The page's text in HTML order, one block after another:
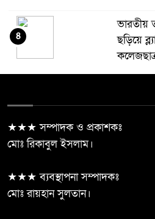
ভারতীয়
ছড়িয়ে
৪
সহকারী
ফেরার পথ তৈরি করছে”
চক্রের ৬
৬
★★★ সম্পাদক ও প্রকাশকঃ
মোঃ রিকাবুল ইসলাম।
★★★ ব্যবস্থাপনা সম্পাদকঃ
মোঃ রায়হান সুলতান।